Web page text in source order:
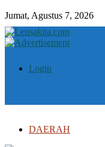
Jumat, Agustus 7, 2026
Login
DAERAH